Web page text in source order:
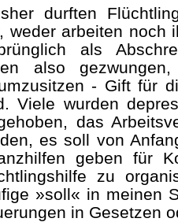
durften
weder arbeiten noch
als
also
- Gift für
Viele wurden
das
es soll von
geben für
zu
»soll« in meinen
in Gesetzen